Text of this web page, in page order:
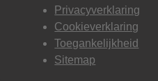
Privacyverklaring
Cookieverklaring
Toegankelijkheid
Sitemap